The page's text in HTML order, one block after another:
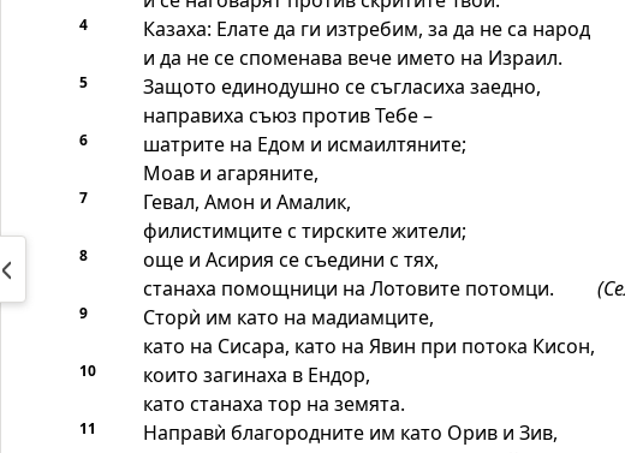
4
Казаха: Елате да ги изтребим, за да не са народ
и да не се споменава вече името на Израил.
5
Защото единодушно се съгласиха заедно,
направиха съюз против Тебе –
6
шатрите на Едом и исмаилтяните;
Моав и агаряните,
7
Гевал, Амон и Амалик,
филистимците с тирските жители;
8
още и Асирия се съедини с тях,
станаха помощници на Лотовите потомци.
9
Сторѝ им като на мадиамците,
като на Сисара, като на Явин при потока Кисон,
10
които загинаха в Ендор,
като станаха тор на земята.
11
Направѝ благородните им като Орив и Зив,